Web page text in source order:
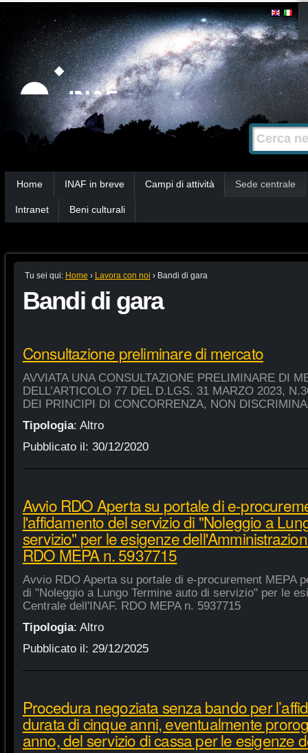
Strumenti
personali
Salta
contenuti.
|
Salta
alla
navigazione
Cerca nel
Ricerca
avanzata…
Home INAF in breve Campi di attività Sede centrale
Intranet Beni culturali
Tu sei qui: Home › Lavora con noi › Bandi di gara
Bandi di gara
Consultazione preliminare di mercato
AVVIATA UNA CONSULTAZIONE PRELIMINARE DI
DELL’ARTICOLO 77 DEL D.LGS. 31 MARZO 2023,
DEI PRINCIPI DI CONCORRENZA, NON
Tipologia: Altro
Pubblicato il: 30/12/2020
Avvio RDO Aperta su portale di e-
l'affidamento del servizio di "Noleggio a
servizio" per le esigenze
RDO MEPA n. 5937715
Avvio RDO Aperta su portale di e-procurement MEPA
di "Noleggio a Lungo Termine auto di servizio" per le
Centrale dell'INAF. RDO MEPA n. 5937715
Tipologia: Altro
Pubblicato il: 29/12/2025
Procedura negoziata senza bando per
durata di cinque anni, eventualmente
anno, del servizio di cassa per le esigenze